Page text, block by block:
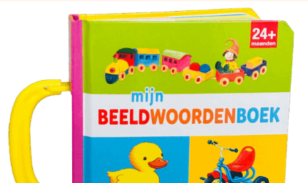
Wat is je e-mailadres?*
Aanmelden
We gebruiken je gegevens om contact op te nemen, in
overeenstemming met onsprivacybeleid.